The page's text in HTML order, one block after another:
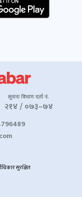
सूचना विभाग दर्ता नं.
२१४ / ०७३–७४
सुरक्षित